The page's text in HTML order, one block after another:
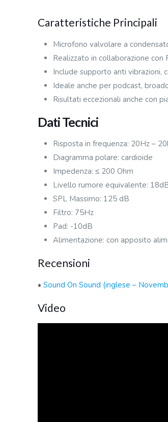
Caratteristiche Principali
Microfono valvolare a
Realizzato in collaborazione
Include supporto anti vibrazioni,
Ideale anche per podcast,
Risultati eccezionali anche con
Dati Tecnici
Risposta in frequenza: 20Hz –
Diagramma polare: cardioide
Impedenza: ≤ 200 Ohm
Livello rumore equivalente:
SPL Massimo: 125 dB
Filtro: 75Hz
Pad: -10dB
Alimentazione: con apposito
Recensioni
•Sound On Sound (inglese –
Video